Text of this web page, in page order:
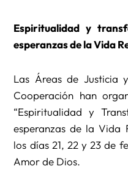
Espiritualidad y
esperanzas de la Vida
Las Áreas de Justicia
Cooperación han
“Espiritualidad y
esperanzas de la Vida
los días 21, 22 y 23 de
Amor de Dios.